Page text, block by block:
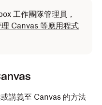
工作團隊管理員，
Canvas 等應用程式
講義至 Canvas 的方法